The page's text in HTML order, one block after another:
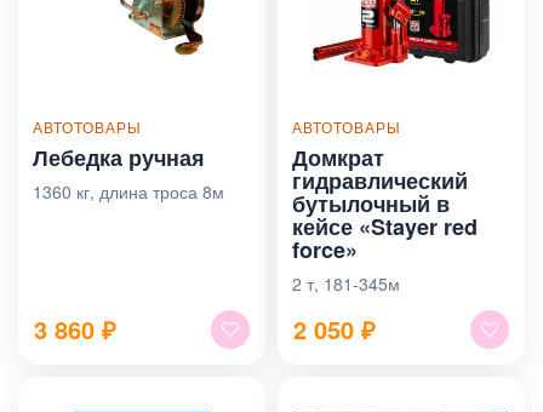
АВТОТОВАРЫ
Лебедка ручная
1360 кг, длина троса 8м
3 860 ₽
АВТОТОВАРЫ
Домкрат
гидравлический
бутылочный в
кейсе «Stayer red
force»
2 т, 181-345м
2 050 ₽